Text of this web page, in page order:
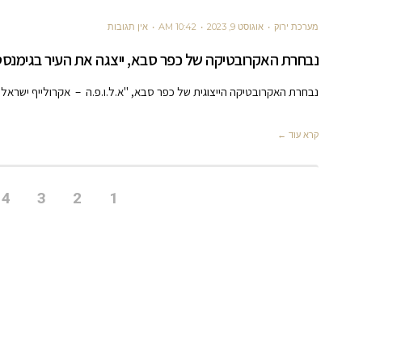
מערכת ירוק אוגוסט 9, 2023 10:42 AM אין תגובות
נבחרת האקרובטיקה של כפר סבא, ייצגה את העיר
נבחרת האקרובטיקה הייצוגית של כפר סבא, "א.ל.ו.פ.ה – אקרולייף
קרא עוד ←
1
2
3
4